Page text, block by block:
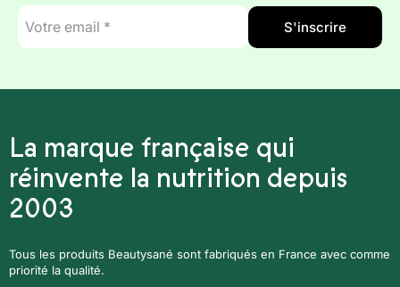
E-
mail
*
S'inscrire
La marque française qui
réinvente la nutrition depuis
2003
Tous les produits Beautysané sont fabriqués en France avec comme
priorité la qualité.